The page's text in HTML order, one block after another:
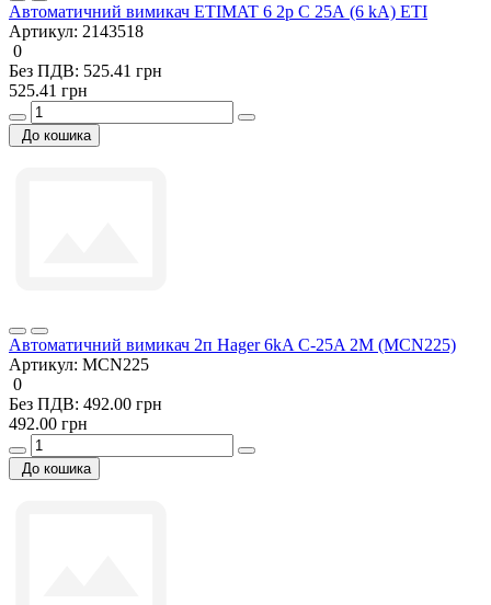
Автоматичний вимикач ETIMAT 6 2p C 25А (6 kA) ETI
Артикул: 2143518
0
Без ПДВ: 525.41 грн
525.41 грн
До кошика
Автоматичний вимикач 2п Hager 6kA C-25A 2M (MCN225)
Артикул: MCN225
0
Без ПДВ: 492.00 грн
492.00 грн
До кошика